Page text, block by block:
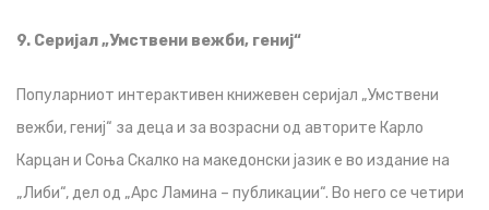
9. Серијал „Умствени вежби, гениј“
Популарниот интерактивен книжевен серијал „Умствени
вежби, гениј“ за деца и за возрасни од авторите Карло
Карцан и Соња Скалко на македонски јазик е во издание на
„Либи“, дел од „Арс Ламина – публикации“. Во него се четири